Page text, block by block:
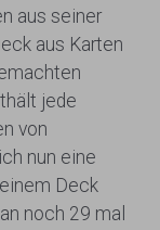
aus seiner
aus Karten
jede
von
nun eine
Deck
noch 29 mal